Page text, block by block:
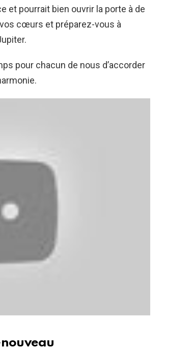
et pourrait bien ouvrir la porte à de
cœurs et préparez-vous à
pour chacun de nous d’accorder